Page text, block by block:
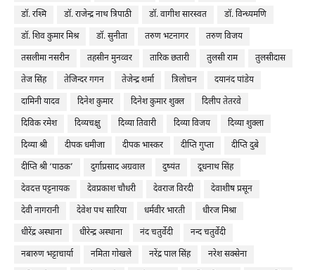
डॉ. रश्मि
डॉ. राजेन्द्र नाथ त्रिपाठी डॉ. वागीश सारस्वत
डॉ. विन्ध्यमणि
डॉ. शिव कुमार मिश्र
डॉ. सुनीता तरुण भटनागर
तरुण विजय
तसलीमा नसरीन
तहसीन मुनव्वर तारिक छतारी तुलसी राम
तुलसीदास
तेज सिंह
तेजिन्दर गगन तेजेन्द्र शर्मा त्रिलोचन
दयानंद पांडेय
दामिनी यादव
दिनेश कुमार दिनेश कुमार शुक्ल
दिलीप तेतरवे
दिविक रमेश
दिव्यचक्षु दिव्या तिवारी दिव्या विजय
दिव्या शुक्ला
दिव्या श्री
दीपक धमीजा दीपक भास्कर दीप्ति गुप्ता
दीप्ति दुबे
दीप्ति श्री ‘पाठक’
दुर्गाप्रसाद अग्रवाल दुष्यंत
दूधनाथ सिंह
देवदत्त पट्टनायक
देवप्रकाश चौधरी देवराज विरदी
देवाशीष प्रसून
देवी नागरानी
देवेश पथ सारिया धर्मवीर भारती
धीरज मिश्रा
धीरेंद्र अस्थाना
धीरेन्द्र अस्थाना नंद चतुर्वेदी
नन्द चतुर्वेदी
नबारुण भट्टाचार्या
नमिता गोखले नरेंद्र पाल सिंह
नरेश सक्सेना